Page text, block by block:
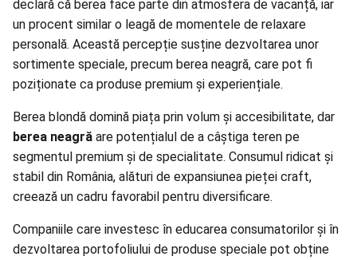
declară că berea face parte din atmosfera de vacanță, iar
un procent similar o leagă de momentele de relaxare
personală. Această percepție susține dezvoltarea unor
sortimente speciale, precum berea neagră, care pot fi
poziționate ca produse premium și experiențiale.
Berea blondă domină piața prin volum și accesibilitate, dar
berea neagră are potențialul de a câștiga teren pe
segmentul premium și de specialitate. Consumul ridicat și
stabil din România, alături de expansiunea pieței craft,
creează un cadru favorabil pentru diversificare.
Companiile care investesc în educarea consumatorilor și în
dezvoltarea portofoliului de produse speciale pot obține